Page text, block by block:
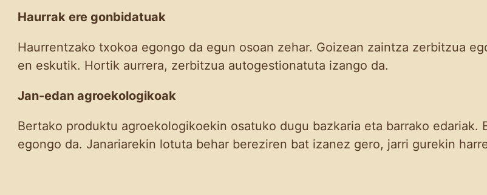
Haurrak ere gonbidatuak
Haurrentzako txokoa egongo da egun osoan zehar. Goizean zaintza zerbitzua
en eskutik. Hortik aurrera, zerbitzua autogestionatuta izango da.
Jan-edan agroekologikoak
Bertako produktu agroekologikoekin osatuko dugu bazkaria eta barrako
egongo da. Janariarekin lotuta behar bereziren bat izanez gero, jarri gurekin